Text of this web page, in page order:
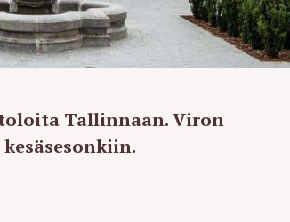
Tallinnaan. Viron